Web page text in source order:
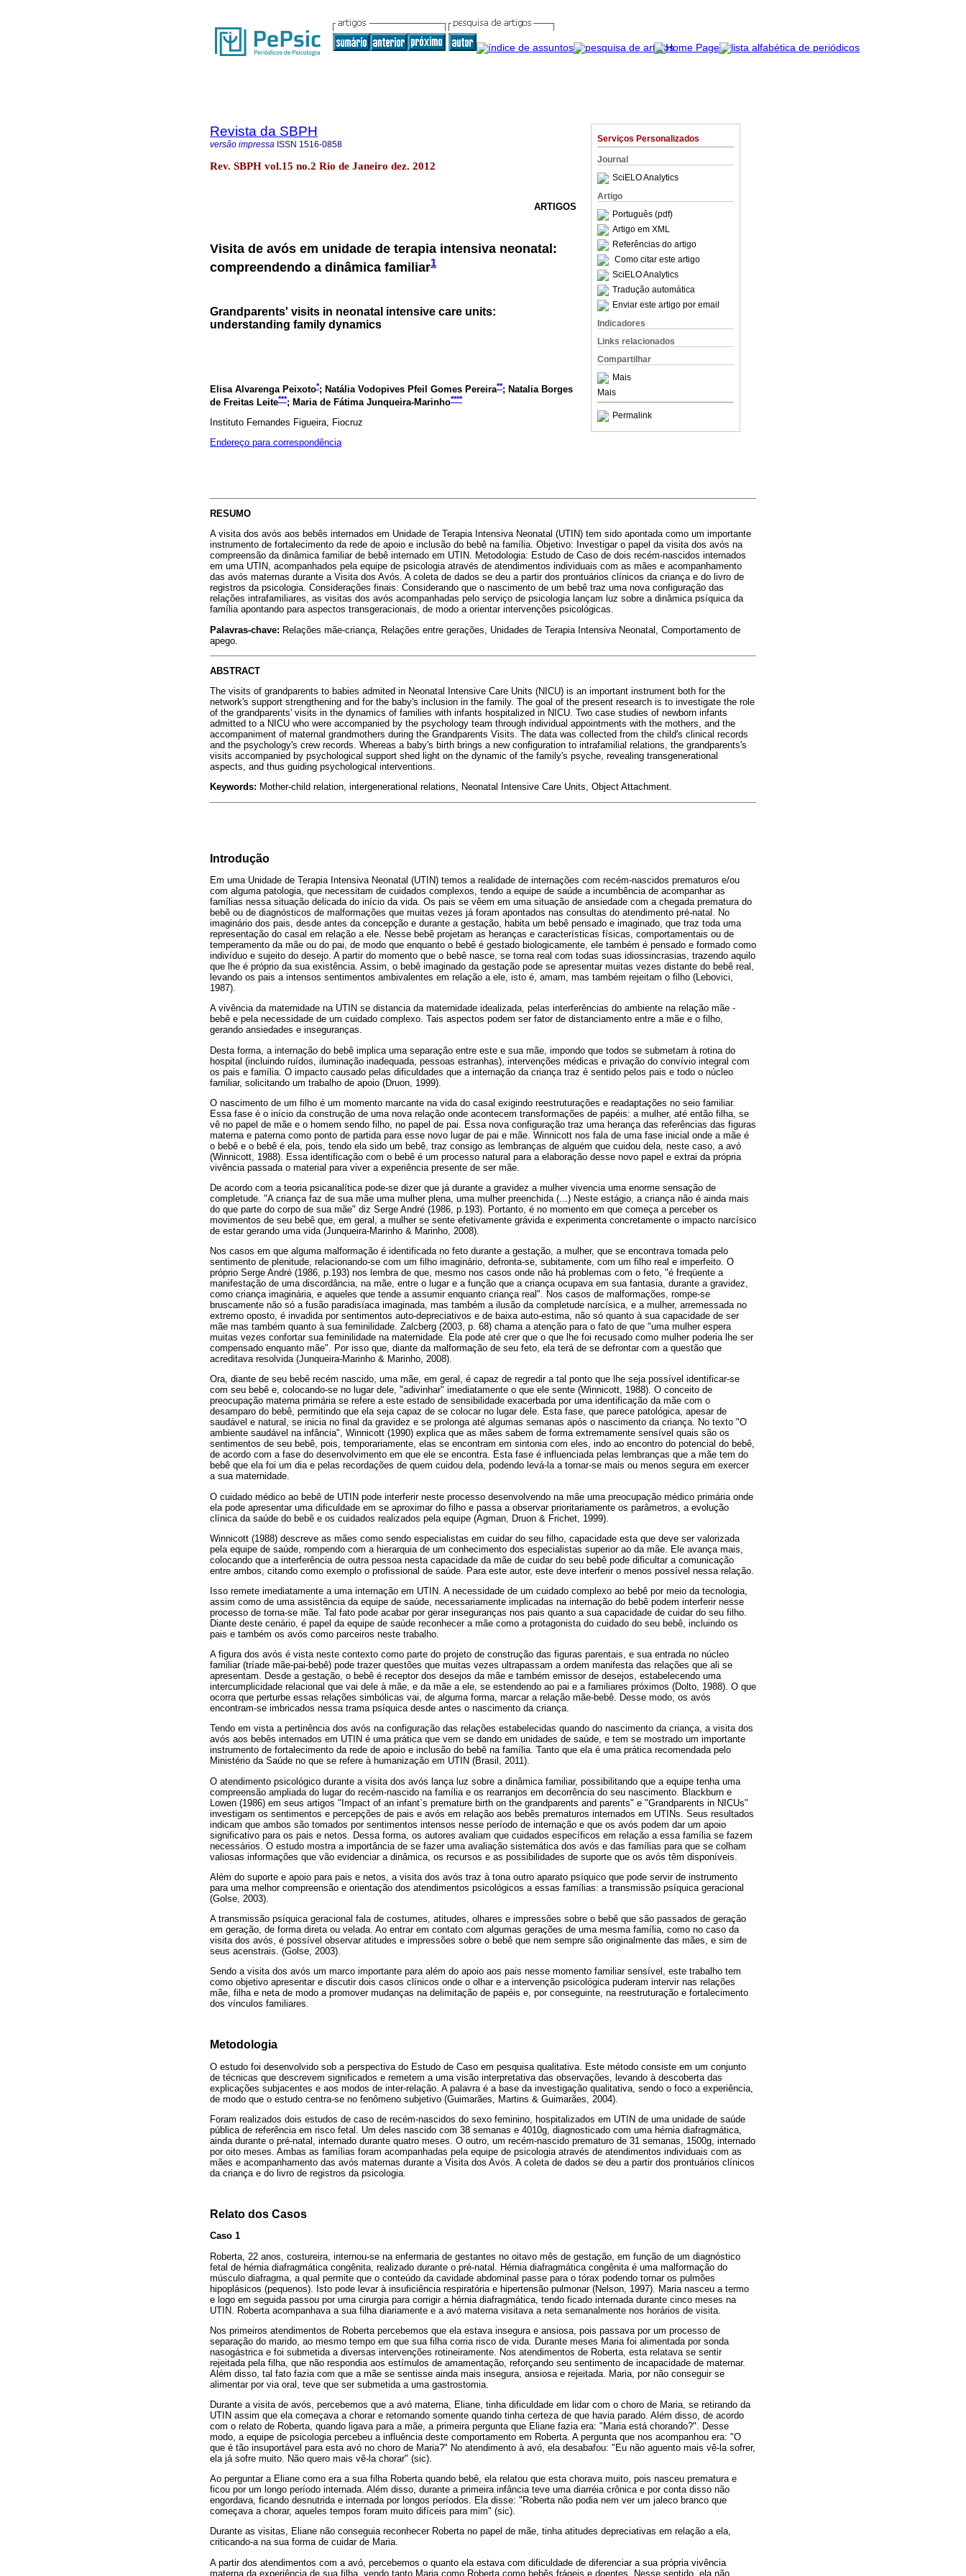
Serviços Personalizados
Journal
SciELO Analytics
Artigo
Português (pdf)
Artigo em XML
Referências do artigo
Como citar este artigo
SciELO Analytics
Tradução automática
Enviar este artigo por email
Indicadores
Links relacionados
Compartilhar
Mais
Mais
Permalink
Revista da SBPH
versão impressa ISSN 1516-0858
Rev. SBPH vol.15 no.2 Rio de Janeiro dez. 2012
ARTIGOS
Visita de avós em unidade de terapia intensiva neonatal:
compreendendo a dinâmica familiar1
Grandparents' visits in neonatal intensive care units:
understanding family dynamics
Elisa Alvarenga Peixoto*; Natália Vodopives Pfeil Gomes Pereira**; Natalia Borges
de Freitas Leite***; Maria de Fátima Junqueira-Marinho****
Instituto Fernandes Figueira, Fiocruz
Endereço para correspondência
RESUMO
A visita dos avós aos bebês internados em Unidade de Terapia Intensiva Neonatal (UTIN) tem sido apontada como um importante
instrumento de fortalecimento da rede de apoio e inclusão do bebê na família. Objetivo: Investigar o papel da visita dos avós na
compreensão da dinâmica familiar de bebê internado em UTIN. Metodologia: Estudo de Caso de dois recém-nascidos internados
em uma UTIN, acompanhados pela equipe de psicologia através de atendimentos individuais com as mães e acompanhamento
das avós maternas durante a Visita dos Avós. A coleta de dados se deu a partir dos prontuários clínicos da criança e do livro de
registros da psicologia. Considerações finais: Considerando que o nascimento de um bebê traz uma nova configuração das
relações intrafamiliares, as visitas dos avós acompanhadas pelo serviço de psicologia lançam luz sobre a dinâmica psíquica da
família apontando para aspectos transgeracionais, de modo a orientar intervenções psicológicas.
Palavras-chave: Relações mãe-criança, Relações entre gerações, Unidades de Terapia Intensiva Neonatal, Comportamento de
apego.
ABSTRACT
The visits of grandparents to babies admited in Neonatal Intensive Care Units (NICU) is an important instrument both for the
network's support strengthening and for the baby's inclusion in the family. The goal of the present research is to investigate the role
of the grandparents' visits in the dynamics of families with infants hospitalized in NICU. Two case studies of newborn infants
admitted to a NICU who were accompanied by the psychology team through individual appointments with the mothers, and the
accompaniment of maternal grandmothers during the Grandparents Visits. The data was collected from the child's clinical records
and the psychology's crew records. Whereas a baby's birth brings a new configuration to intrafamilial relations, the grandparents's
visits accompanied by psychological support shed light on the dynamic of the family's psyche, revealing transgenerational
aspects, and thus guiding psychological interventions.
Keywords: Mother-child relation, intergenerational relations, Neonatal Intensive Care Units, Object Attachment.
Introdução
Em uma Unidade de Terapia Intensiva Neonatal (UTIN) temos a realidade de internações com recém-nascidos prematuros e/ou
com alguma patologia, que necessitam de cuidados complexos, tendo a equipe de saúde a incumbência de acompanhar as
famílias nessa situação delicada do início da vida. Os pais se vêem em uma situação de ansiedade com a chegada prematura do
bebê ou de diagnósticos de malformações que muitas vezes já foram apontados nas consultas do atendimento pré-natal. No
imaginário dos pais, desde antes da concepção e durante a gestação, habita um bebê pensado e imaginado, que traz toda uma
representação do casal em relação a ele. Nesse bebê projetam as heranças e características físicas, comportamentais ou de
temperamento da mãe ou do pai, de modo que enquanto o bebê é gestado biologicamente, ele também é pensado e formado como
indivíduo e sujeito do desejo. A partir do momento que o bebê nasce, se torna real com todas suas idiossincrasias, trazendo aquilo
que lhe é próprio da sua existência. Assim, o bebê imaginado da gestação pode se apresentar muitas vezes distante do bebê real,
levando os pais a intensos sentimentos ambivalentes em relação a ele, isto é, amam, mas também rejeitam o filho (Lebovici,
1987).
A vivência da maternidade na UTIN se distancia da maternidade idealizada, pelas interferências do ambiente na relação mãe -
bebê e pela necessidade de um cuidado complexo. Tais aspectos podem ser fator de distanciamento entre a mãe e o filho,
gerando ansiedades e inseguranças.
Desta forma, a internação do bebê implica uma separação entre este e sua mãe, impondo que todos se submetam à rotina do
hospital (incluindo ruídos, iluminação inadequada, pessoas estranhas), intervenções médicas e privação do convívio integral com
os pais e família. O impacto causado pelas dificuldades que a internação da criança traz é sentido pelos pais e todo o núcleo
familiar, solicitando um trabalho de apoio (Druon, 1999).
O nascimento de um filho é um momento marcante na vida do casal exigindo reestruturações e readaptações no seio familiar.
Essa fase é o início da construção de uma nova relação onde acontecem transformações de papéis: a mulher, até então filha, se
vê no papel de mãe e o homem sendo filho, no papel de pai. Essa nova configuração traz uma herança das referências das figuras
materna e paterna como ponto de partida para esse novo lugar de pai e mãe. Winnicott nos fala de uma fase inicial onde a mãe é
o bebê e o bebê é ela, pois, tendo ela sido um bebê, traz consigo as lembranças de alguém que cuidou dela, neste caso, a avó
(Winnicott, 1988). Essa identificação com o bebê é um processo natural para a elaboração desse novo papel e extrai da própria
vivência passada o material para viver a experiência presente de ser mãe.
De acordo com a teoria psicanalítica pode-se dizer que já durante a gravidez a mulher vivencia uma enorme sensação de
completude. "A criança faz de sua mãe uma mulher plena, uma mulher preenchida (...) Neste estágio, a criança não é ainda mais
do que parte do corpo de sua mãe" diz Serge André (1986, p.193). Portanto, é no momento em que começa a perceber os
movimentos de seu bebê que, em geral, a mulher se sente efetivamente grávida e experimenta concretamente o impacto narcísico
de estar gerando uma vida (Junqueira-Marinho & Marinho, 2008).
Nos casos em que alguma malformação é identificada no feto durante a gestação, a mulher, que se encontrava tomada pelo
sentimento de plenitude, relacionando-se com um filho imaginário, defronta-se, subitamente, com um filho real e imperfeito. O
próprio Serge André (1986, p.193) nos lembra de que, mesmo nos casos onde não há problemas com o feto, "é freqüente a
manifestação de uma discordância, na mãe, entre o lugar e a função que a criança ocupava em sua fantasia, durante a gravidez,
como criança imaginária, e aqueles que tende a assumir enquanto criança real". Nos casos de malformações, rompe-se
bruscamente não só a fusão paradisíaca imaginada, mas também a ilusão da completude narcísica, e a mulher, arremessada no
extremo oposto, é invadida por sentimentos auto-depreciativos e de baixa auto-estima, não só quanto à sua capacidade de ser
mãe mas também quanto à sua feminilidade. Zalcberg (2003, p. 68) chama a atenção para o fato de que "uma mulher espera
muitas vezes confortar sua feminilidade na maternidade. Ela pode até crer que o que lhe foi recusado como mulher poderia lhe ser
compensado enquanto mãe". Por isso que, diante da malformação de seu feto, ela terá de se defrontar com a questão que
acreditava resolvida (Junqueira-Marinho & Marinho, 2008).
Ora, diante de seu bebê recém nascido, uma mãe, em geral, é capaz de regredir a tal ponto que lhe seja possível identificar-se
com seu bebê e, colocando-se no lugar dele, "adivinhar" imediatamente o que ele sente (Winnicott, 1988). O conceito de
preocupação materna primária se refere a este estado de sensibilidade exacerbada por uma identificação da mãe com o
desamparo do bebê, permitindo que ela seja capaz de se colocar no lugar dele. Esta fase, que parece patológica, apesar de
saudável e natural, se inicia no final da gravidez e se prolonga até algumas semanas após o nascimento da criança. No texto "O
ambiente saudável na infância", Winnicott (1990) explica que as mães sabem de forma extremamente sensível quais são os
sentimentos de seu bebê, pois, temporariamente, elas se encontram em sintonia com eles, indo ao encontro do potencial do bebê,
de acordo com a fase do desenvolvimento em que ele se encontra. Esta fase é influenciada pelas lembranças que a mãe tem do
bebê que ela foi um dia e pelas recordações de quem cuidou dela, podendo levá-la a tornar-se mais ou menos segura em exercer
a sua maternidade.
O cuidado médico ao bebê de UTIN pode interferir neste processo desenvolvendo na mãe uma preocupação médico primária onde
ela pode apresentar uma dificuldade em se aproximar do filho e passa a observar prioritariamente os parâmetros, a evolução
clínica da saúde do bebê e os cuidados realizados pela equipe (Agman, Druon & Frichet, 1999).
Winnicott (1988) descreve as mães como sendo especialistas em cuidar do seu filho, capacidade esta que deve ser valorizada
pela equipe de saúde, rompendo com a hierarquia de um conhecimento dos especialistas superior ao da mãe. Ele avança mais,
colocando que a interferência de outra pessoa nesta capacidade da mãe de cuidar do seu bebê pode dificultar a comunicação
entre ambos, citando como exemplo o profissional de saúde. Para este autor, este deve interferir o menos possível nessa relação.
Isso remete imediatamente a uma internação em UTIN. A necessidade de um cuidado complexo ao bebê por meio da tecnologia,
assim como de uma assistência da equipe de saúde, necessariamente implicadas na internação do bebê podem interferir nesse
processo de torna-se mãe. Tal fato pode acabar por gerar inseguranças nos pais quanto a sua capacidade de cuidar do seu filho.
Diante deste cenário, é papel da equipe de saúde reconhecer a mãe como a protagonista do cuidado do seu bebê, incluindo os
pais e também os avós como parceiros neste trabalho.
A figura dos avós é vista neste contexto como parte do projeto de construção das figuras parentais, e sua entrada no núcleo
familiar (tríade mãe-pai-bebê) pode trazer questões que muitas vezes ultrapassam a ordem manifesta das relações que ali se
apresentam. Desde a gestação, o bebê é receptor dos desejos da mãe e também emissor de desejos, estabelecendo uma
intercumplicidade relacional que vai dele à mãe, e da mãe a ele, se estendendo ao pai e a familiares próximos (Dolto, 1988). O que
ocorra que perturbe essas relações simbólicas vai, de alguma forma, marcar a relação mãe-bebê. Desse modo, os avós
encontram-se imbricados nessa trama psíquica desde antes o nascimento da criança.
Tendo em vista a pertinência dos avós na configuração das relações estabelecidas quando do nascimento da criança, a visita dos
avós aos bebês internados em UTIN é uma prática que vem se dando em unidades de saúde, e tem se mostrado um importante
instrumento de fortalecimento da rede de apoio e inclusão do bebê na família. Tanto que ela é uma prática recomendada pelo
Ministério da Saúde no que se refere à humanização em UTIN (Brasil, 2011).
O atendimento psicológico durante a visita dos avós lança luz sobre a dinâmica familiar, possibilitando que a equipe tenha uma
compreensão ampliada do lugar do recém-nascido na família e os rearranjos em decorrência do seu nascimento. Blackburn e
Lowen (1986) em seus artigos "Impact of an infant`s premature birth on the grandparents and parents" e "Grandparents in NICUs"
investigam os sentimentos e percepções de pais e avós em relação aos bebês prematuros internados em UTINs. Seus resultados
indicam que ambos são tomados por sentimentos intensos nesse período de internação e que os avós podem dar um apoio
significativo para os pais e netos. Dessa forma, os autores avaliam que cuidados específicos em relação a essa família se fazem
necessários. O estudo mostra a importância de se fazer uma avaliação sistemática dos avós e das famílias para que se colham
valiosas informações que vão evidenciar a dinâmica, os recursos e as possibilidades de suporte que os avós têm disponíveis.
Além do suporte e apoio para pais e netos, a visita dos avós traz à tona outro aparato psíquico que pode servir de instrumento
para uma melhor compreensão e orientação dos atendimentos psicológicos a essas famílias: a transmissão psíquica geracional
(Golse, 2003).
A transmissão psíquica geracional fala de costumes, atitudes, olhares e impressões sobre o bebê que são passados de geração
em geração, de forma direta ou velada. Ao entrar em contato com algumas gerações de uma mesma família, como no caso da
visita dos avós, é possível observar atitudes e impressões sobre o bebê que nem sempre são originalmente das mães, e sim de
seus acenstrais. (Golse, 2003).
Sendo a visita dos avós um marco importante para além do apoio aos pais nesse momento familiar sensível, este trabalho tem
como objetivo apresentar e discutir dois casos clínicos onde o olhar e a intervenção psicológica puderam intervir nas relações
mãe, filha e neta de modo a promover mudanças na delimitação de papéis e, por conseguinte, na reestruturação e fortalecimento
dos vínculos familiares.
Metodologia
O estudo foi desenvolvido sob a perspectiva do Estudo de Caso em pesquisa qualitativa. Este método consiste em um conjunto
de técnicas que descrevem significados e remetem a uma visão interpretativa das observações, levando à descoberta das
explicações subjacentes e aos modos de inter-relação. A palavra é a base da investigação qualitativa, sendo o foco a experiência,
de modo que o estudo centra-se no fenômeno subjetivo (Guimarães, Martins & Guimarães, 2004).
Foram realizados dois estudos de caso de recém-nascidos do sexo feminino, hospitalizados em UTIN de uma unidade de saúde
pública de referência em risco fetal. Um deles nascido com 38 semanas e 4010g, diagnosticado com uma hérnia diafragmática,
ainda durante o pré-natal, internado durante quatro meses. O outro, um recém-nascido prematuro de 31 semanas, 1500g, internado
por oito meses. Ambas as famílias foram acompanhadas pela equipe de psicologia através de atendimentos individuais com as
mães e acompanhamento das avós maternas durante a Visita dos Avós. A coleta de dados se deu a partir dos prontuários clínicos
da criança e do livro de registros da psicologia.
Relato dos Casos
Caso 1
Roberta, 22 anos, costureira, internou-se na enfermaria de gestantes no oitavo mês de gestação, em função de um diagnóstico
fetal de hérnia diafragmática congênita, realizado durante o pré-natal. Hérnia diafragmática congênita é uma malformação do
músculo diafragma, a qual permite que o conteúdo da cavidade abdominal passe para o tórax podendo tornar os pulmões
hipoplásicos (pequenos). Isto pode levar à insuficiência respiratória e hipertensão pulmonar (Nelson, 1997). Maria nasceu a termo
e logo em seguida passou por uma cirurgia para corrigir a hérnia diafragmática, tendo ficado internada durante cinco meses na
UTIN. Roberta acompanhava a sua filha diariamente e a avó materna visitava a neta semanalmente nos horários de visita.
Nos primeiros atendimentos de Roberta percebemos que ela estava insegura e ansiosa, pois passava por um processo de
separação do marido, ao mesmo tempo em que sua filha corria risco de vida. Durante meses Maria foi alimentada por sonda
nasogástrica e foi submetida a diversas intervenções rotineiramente. Nos atendimentos de Roberta, esta relatava se sentir
rejeitada pela filha, que não respondia aos estímulos de amamentação, reforçando seu sentimento de incapacidade de maternar.
Além disso, tal fato fazia com que a mãe se sentisse ainda mais insegura, ansiosa e rejeitada. Maria, por não conseguir se
alimentar por via oral, teve que ser submetida a uma gastrostomia.
Durante a visita de avós, percebemos que a avó materna, Eliane, tinha dificuldade em lidar com o choro de Maria, se retirando da
UTIN assim que ela começava a chorar e retornando somente quando tinha certeza de que havia parado. Além disso, de acordo
com o relato de Roberta, quando ligava para a mãe, a primeira pergunta que Eliane fazia era: "Maria está chorando?". Desse
modo, a equipe de psicologia percebeu a influência deste comportamento em Roberta. A pergunta que nos acompanhou era: "O
que é tão insuportável para esta avó no choro de Maria?" No atendimento à avó, ela desabafou: "Eu não aguento mais vê-la sofrer,
ela já sofre muito. Não quero mais vê-la chorar" (sic).
Ao perguntar a Eliane como era a sua filha Roberta quando bebê, ela relatou que esta chorava muito, pois nasceu prematura e
ficou por um longo período internada. Além disso, durante a primeira infância teve uma diarréia crônica e por conta disso não
engordava, ficando desnutrida e internada por longos períodos. Ela disse: "Roberta não podia nem ver um jaleco branco que
começava a chorar, aqueles tempos foram muito difíceis para mim" (sic).
Durante as visitas, Eliane não conseguia reconhecer Roberta no papel de mãe, tinha atitudes depreciativas em relação a ela,
criticando-a na sua forma de cuidar de Maria.
A partir dos atendimentos com a avó, percebemos o quanto ela estava com dificuldade de diferenciar a sua própria vivência
materna da experiência de sua filha, vendo tanto Maria como Roberta como bebês frágeis e doentes. Nesse sentido, ela não